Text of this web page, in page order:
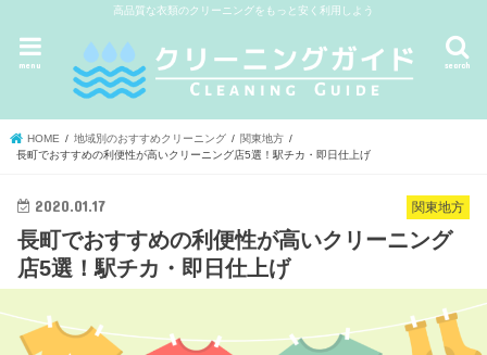
高品質な衣類のクリーニングをもっと安く利用しよう
search
menu
HOME 地域別のおすすめクリーニング
関東地方
長町でおすすめの利便性が高いクリーニング店5選！駅チカ・即日仕上げ
関東地方
2020.01.17
長町でおすすめの利便性が高いクリーニング
店5選！駅チカ・即日仕上げ